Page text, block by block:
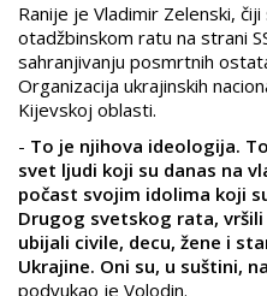
Ranije je Vladimir Zelenski,
otadžbinskom ratu na strani
sahranjivanju posmrtnih
Organizacija ukrajinskih
Kijevskoj oblasti.
- To je njihova ideologija.
svet ljudi koji su danas na
počast svojim idolima koji
Drugog svetskog rata,
ubijali civile, decu, žene i
Ukrajine. Oni su, u suštini,
podvukao je Volodin.